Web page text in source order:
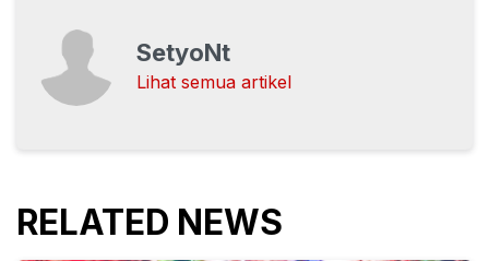
SetyoNt
Lihat semua artikel
RELATED NEWS